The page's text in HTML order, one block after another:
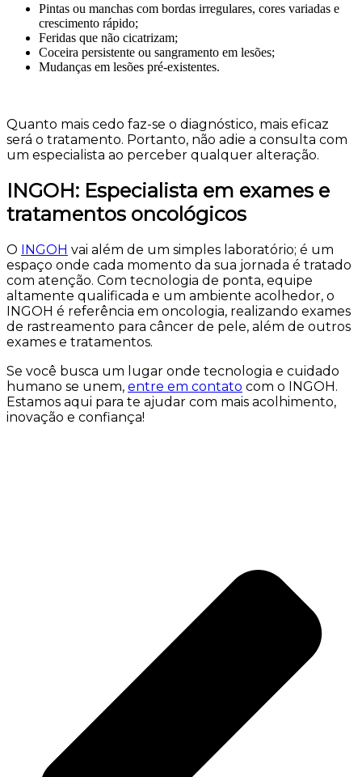
Pintas ou manchas com bordas irregulares, cores variadas e
crescimento rápido;
Feridas que não cicatrizam;
Coceira persistente ou sangramento em lesões;
Mudanças em lesões pré-existentes.
Quanto mais cedo faz-se o diagnóstico, mais eficaz
será o tratamento. Portanto, não adie a consulta com
um especialista ao perceber qualquer alteração.
INGOH: Especialista em exames e
tratamentos oncológicos
O INGOH vai além de um simples laboratório; é um
espaço onde cada momento da sua jornada é tratado
com atenção. Com tecnologia de ponta, equipe
altamente qualificada e um ambiente acolhedor, o
INGOH é referência em oncologia, realizando exames
de rastreamento para câncer de pele, além de outros
exames e tratamentos.
Se você busca um lugar onde tecnologia e cuidado
humano se unem, entre em contato com o INGOH.
Estamos aqui para te ajudar com mais acolhimento,
inovação e confiança!